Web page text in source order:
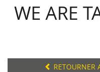
WE ARE
RETOURNER